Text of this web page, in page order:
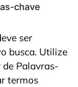
chave
ser
busca. Utilize
Palavras-
termos